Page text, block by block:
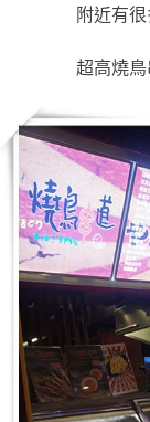
附近有
超高燒鳥